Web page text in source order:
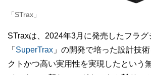
「STrax」
STraxは、2024年3月に発売したフラ
「 SuperTrax 」の開発で培った設計技
クトかつ高い実用性を実現したという